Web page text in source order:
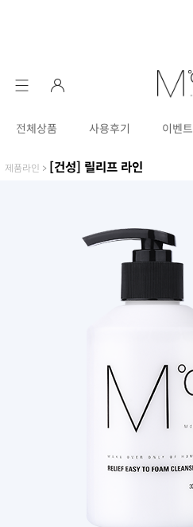
전체상품 사용후기 이벤트
제품라인 > [건성] 릴리프 라인